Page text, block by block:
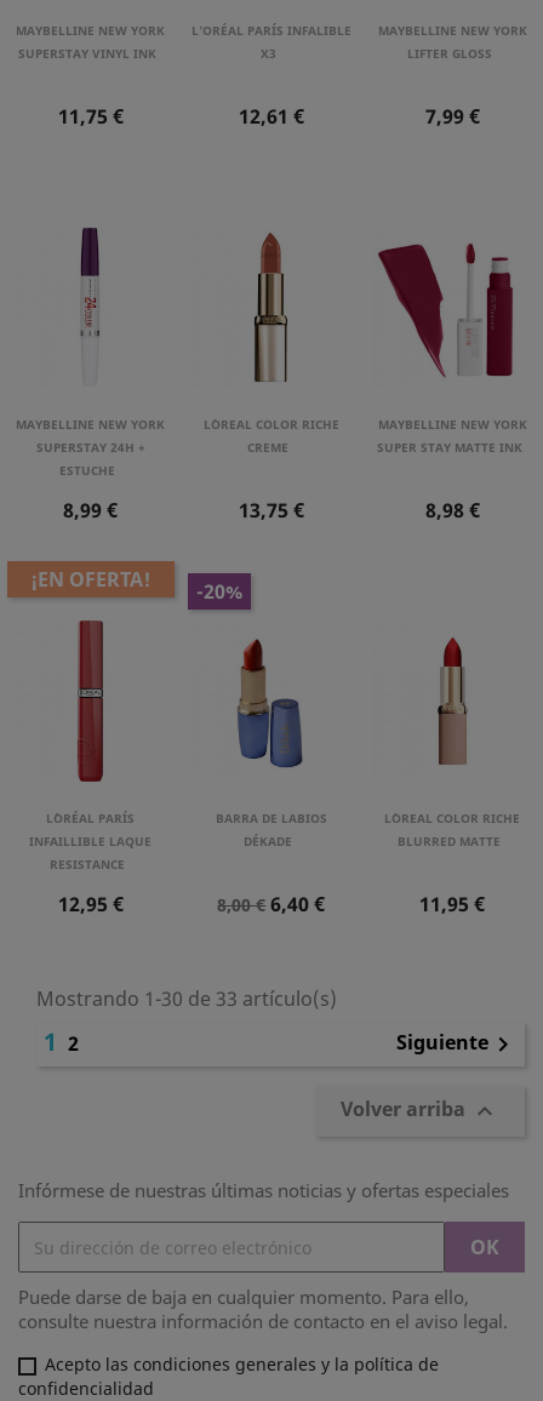
MAYBELLINE NEW YORK
SUPERSTAY VINYL INK
Precio
11,75 €
L'ORÉAL PARÍS INFALIBLE
X3
Precio
12,61 €
MAYBELLINE NEW YORK
LIFTER GLOSS
Precio
7,99 €
MAYBELLINE NEW YORK
SUPERSTAY 24H +
ESTUCHE
Precio
8,99 €
L´OREAL COLOR RICHE
CREME
Precio
13,75 €
MAYBELLINE NEW YORK
SUPER STAY MATTE INK
Precio
8,98 €
L´ORÉAL PARÍS
INFAILLIBLE LAQUE
RESISTANCE
Precio
12,95 €
¡EN OFERTA!
BARRA DE LABIOS
DÉKADE
Precio
8,00 €Precio
6,40 €
-20%
L´OREAL COLOR RICHE
BLURRED MATTE
Precio
11,95 €
Mostrando 1-30 de 33 artículo(s)
1 2 Siguiente 
Volver arriba 
Infórmese de nuestras últimas noticias y ofertas especiales
Puede darse de baja en cualquier momento. Para ello,
consulte nuestra información de contacto en el aviso legal.
Acepto las condiciones generales y la política de
confidencialidad